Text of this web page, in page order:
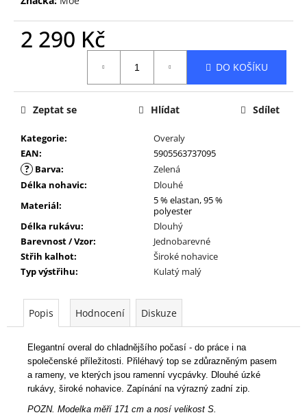
2 290 Kč
DO KOŠÍKU
Kategorie:
Overaly
EAN: 5905563737095
? Barva:
Zelená
Délka nohavic:
Dlouhé
Materiál:
5 % elastan, 95 %
polyester
Délka rukávu:
Dlouhý
Barevnost / Vzor:
Jednobarevné
Střih kalhot:
Široké nohavice
Typ výstřihu: Kulatý malý
Zeptat se Hlídat Sdílet
Popis Hodnocení Diskuze
Elegantní overal do chladnějšího počasí - do práce i na
společenské příležitosti. Přiléhavý top se zdůrazněným pasem
a rameny, ve kterých jsou ramenní vycpávky. Dlouhé úzké
rukávy, široké nohavice. Zapínání na výrazný zadní zip.
POZN. Modelka měří 171 cm a nosí velikost S.